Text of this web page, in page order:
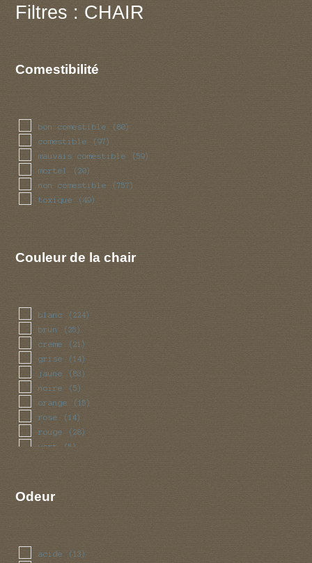
Filtres : CHAIR
Comestibilité
bon comestible (80)
comestible (97)
mauvais comestible (59)
mortel (20)
non comestible (757)
toxique (49)
Couleur de la chair
blanc (224)
brun (25)
creme (21)
grise (14)
jaune (83)
noire (5)
orange (15)
rose (14)
rouge (28)
vert (5)
Odeur
acide (13)